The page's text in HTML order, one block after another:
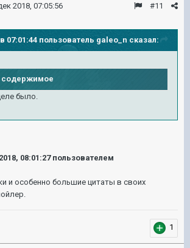
#11
2018, 07:05:56
07:01:44 пользователь galeo_n сказал:
содержимое
было.
08:01:27пользователем
и особенно большие цитаты в своих
1